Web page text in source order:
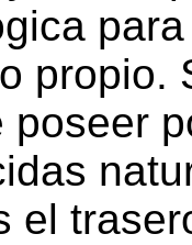
propio.
poseer
el